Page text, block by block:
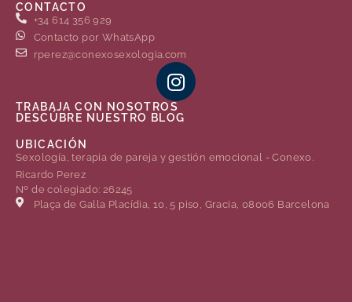
CONTACTO
+34 614 356 929
Contacto por WhatsApp
rperez@conexosexologia.com
TRABAJA CON NOSOTROS
DESCÚBRE NUESTRO BLOG
UBICACIÓN
Sexología, terapia de pareja y gestión emocional - Conexo.
Ricardo Perez
Nº de colegiado: 26245
Plaça de Gal·la Placídia, 10, 5 piso, Gracia, 08006 Barcelona